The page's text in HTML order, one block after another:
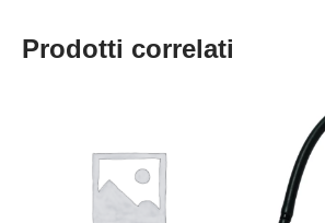
Prodotti correlati